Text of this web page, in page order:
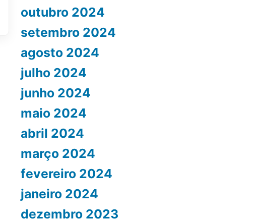
outubro 2024
setembro 2024
agosto 2024
julho 2024
junho 2024
maio 2024
abril 2024
março 2024
fevereiro 2024
janeiro 2024
dezembro 2023